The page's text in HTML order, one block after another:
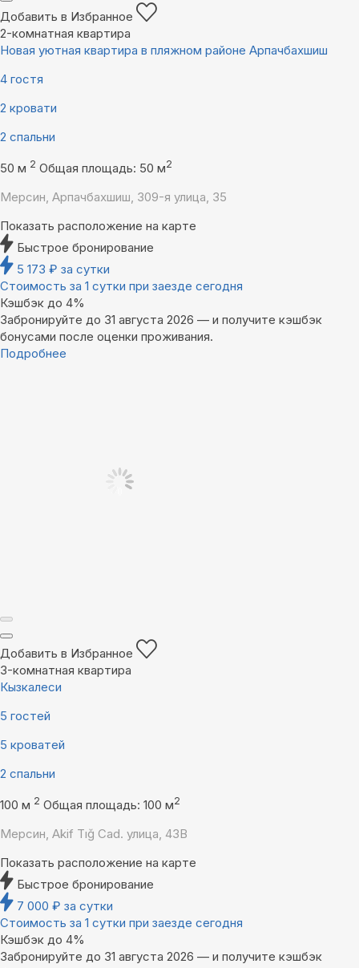
Добавить в Избранное
2-комнатная квартира
Новая уютная квартира в пляжном районе Арпачбахшиш
4 гостя
2 кровати
2 спальни
50 м 2 Общая площадь: 50 м2
Мерсин, Арпачбахшиш, 309-я улица, 35
Показать расположение на карте
Быстрое бронирование
5 173 ₽ за сутки
Стоимость за 1 сутки при заезде сегодня
Кэшбэк до 4%
Забронируйте до 31 августа 2026 — и получите кэшбэк
бонусами после оценки проживания.
Подробнее
Добавить в Избранное
3-комнатная квартира
Кызкалеси
5 гостей
5 кроватей
2 спальни
100 м 2 Общая площадь: 100 м2
Мерсин, Akif Tığ Cad. улица, 43B
Показать расположение на карте
Быстрое бронирование
7 000 ₽ за сутки
Стоимость за 1 сутки при заезде сегодня
Кэшбэк до 4%
Забронируйте до 31 августа 2026 — и получите кэшбэк